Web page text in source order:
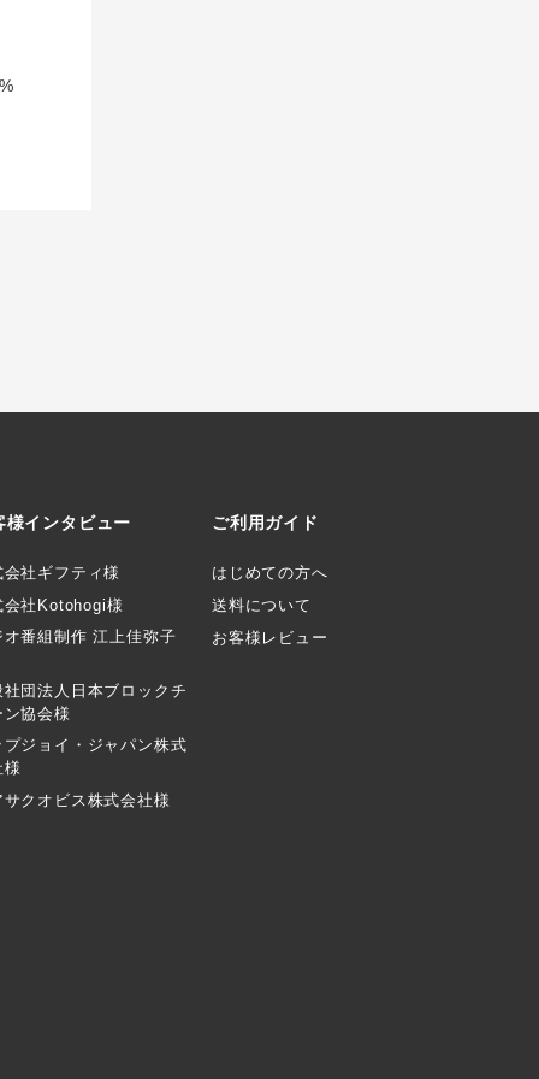
様インタビュー
会社ギフティ様
会社Kotohogi様
オ番組制作 江上佳弥子
社団法人日本ブロックチ
ン協会様
プジョイ・ジャパン株式
様
サクオビス株式会社様
ご利用ガイド
はじめての方へ
送料について
お客様レビュー